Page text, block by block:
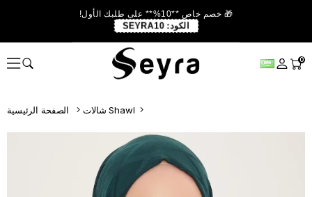
🎁 خصم خاص **10%** على طلبك الأول!
الكود: SEYRA10
0
شالات Shawl